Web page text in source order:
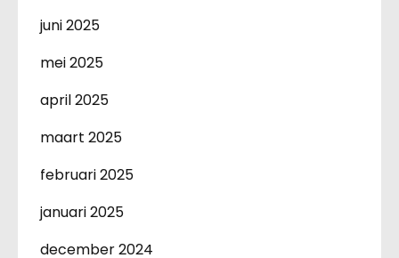
juni 2025
mei 2025
april 2025
maart 2025
februari 2025
januari 2025
december 2024